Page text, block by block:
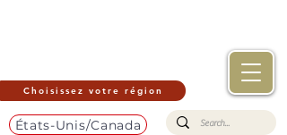
Choisissez votre région
États-Unis/Canada